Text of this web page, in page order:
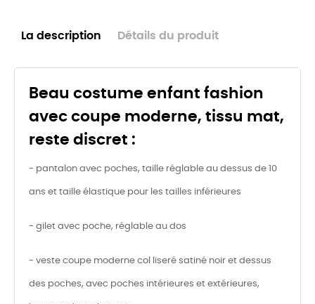
La description Détails du produit
Beau costume enfant fashion
avec coupe moderne, tissu mat,
reste discret :
- pantalon avec poches, taille réglable au dessus de 10
ans et taille élastique pour les tailles inférieures
- gilet avec poche, réglable au dos
- veste coupe moderne col liseré satiné noir et dessus
des poches, avec poches intérieures et extérieures,